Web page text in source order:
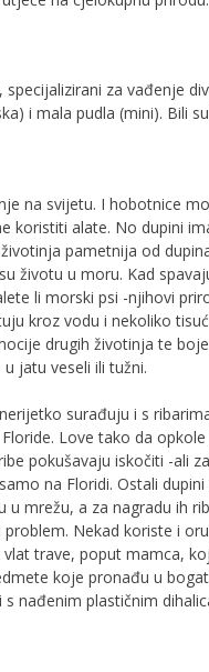
za vađenje
i mala pudla (mini). Bili
na svijetu. I hobotnice
koristiti alate. No dupini
pametnija od
životu u moru. Kad
li morski psi -njihovi
kroz vodu i nekoliko
drugih životinja te
jatu veseli ili tužni.
surađuju i s
Love tako da
pokušavaju iskočiti -ali
na Floridi. Ostali
u mrežu, a za nagradu ih
Nekad koriste i
trave, poput mamca,
koje pronađu u
nađenim plastičnim